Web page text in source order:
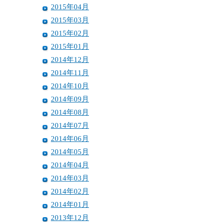
2015年04月
2015年03月
2015年02月
2015年01月
2014年12月
2014年11月
2014年10月
2014年09月
2014年08月
2014年07月
2014年06月
2014年05月
2014年04月
2014年03月
2014年02月
2014年01月
2013年12月